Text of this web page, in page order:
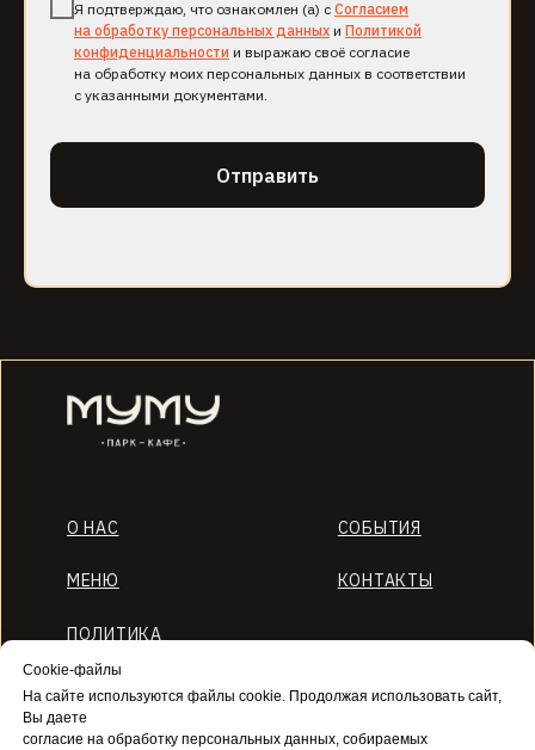
Я подтверждаю, что ознакомлен (а) с Согласием
на обработку персональных данных и Политикой
конфиденциальности и выражаю своё согласие
на обработку моих персональных данных в соответствии
с указанными документами.
Отправить
Cookie-файлы
На сайте используются файлы cookie. Продолжая использовать сайт,
Вы даете
согласие на обработку персональных данных, собираемых
МЕНЮ
ПОЛИТИКА
КОНФИДЕНЦИАЛЬНОСТИ
КОНТАКТЫ
МАКСИМА ГОРЬКОГО, 36/2, ОРЁЛ
С 12:00 ДО 00:00